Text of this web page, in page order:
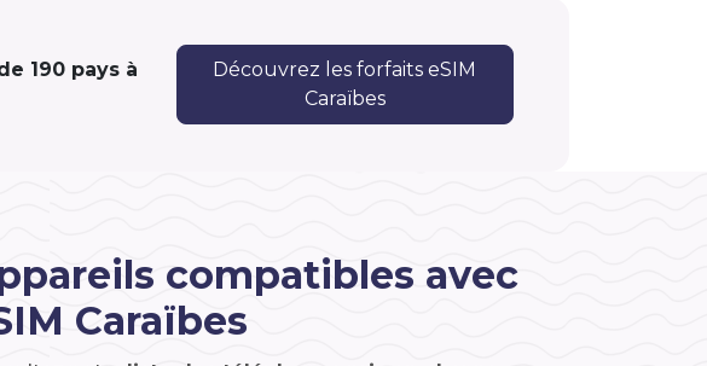
190 pays à
Découvrez les forfaits eSIM
Caraïbes
compatibles avec
Caraïbes